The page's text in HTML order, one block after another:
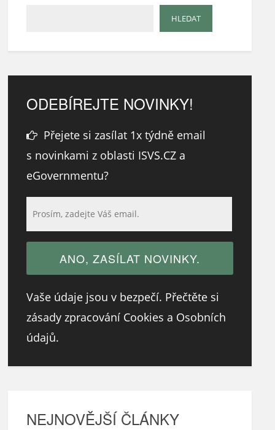
ODEBÍREJTE NOVINKY!
Přejete si zasílat 1x týdně email
s novinkami z oblasti ISVS.CZ a
eGovernmentu?
Vaše údaje jsou v bezpečí. Přečtěte si
zásady zpracování Cookies a Osobních
údajů.
NEJNOVĚJŠÍ ČLÁNKY